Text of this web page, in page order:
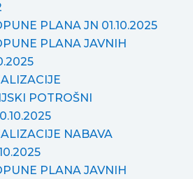
PLANA JN 01.10.2025
PLANA JAVNIH
POTROŠNI
NABAVA
PLANA JAVNIH